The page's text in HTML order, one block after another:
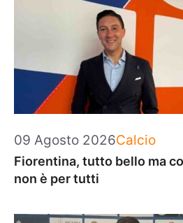
09 Agosto 2026Categorie
Calcio
Fiorentina, tutto bello ma
non è per tutti